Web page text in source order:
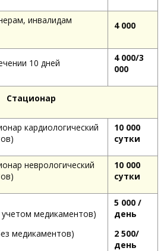
инвалидам
4 000
10 дней
4 000/3
000
Стационар
кардиологический
10 000
сутки
неврологический
10 000
сутки
медикаментов)
медикаментов)
5 000 /
день
2 500/
день